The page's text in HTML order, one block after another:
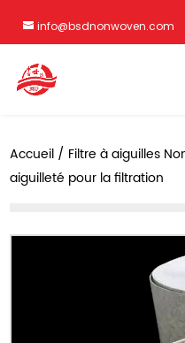
info@bsdnonwoven.com
Accueil / Filtre à aiguilles
aiguilleté pour la filtration